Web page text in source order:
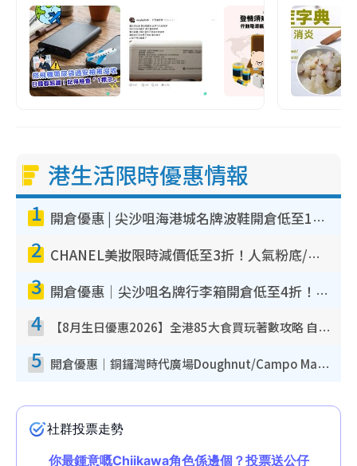
港生活限時優惠情報
1 開倉優惠 | 尖沙咀海港城名牌波鞋開倉低至1折！On鞋$899起／Joy&Peace鞋履$98起
2 CHANEL美妝限時減價低至3折！人氣粉底/唇膏/精華液低至$275！COCO香水都有平
3 開倉優惠｜尖沙咀名牌行李箱開倉低至4折！一連5日 American Tourister/ace./Hallmark $200起！
4 【8月生日優惠2026】全港85大食買玩著數攻略 自助餐/火鍋放題同行免費＋誠品/DONKI送現金券
5 開倉優惠｜銅鑼灣時代廣場Doughnut/Campo Marzio開倉低至1折！背囊、書包、手袋劈價$200起